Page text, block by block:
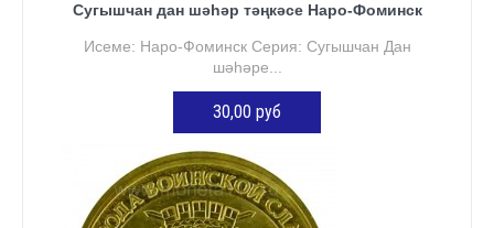
Сугышчан дан шәһәр тәңкәсе Наро-Фоминск
Исеме: Наро-Фоминск Серия: Сугышчан Дан
шәһәре...
30,00 руб
КӘРҖИНГӘ ӨСТӘҮ